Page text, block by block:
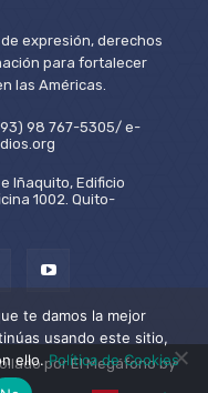
expresión, derechos
para fortalecer
las Américas.
98 767-5305/ e-
Iñaquito, Edificio
1002. Quito-
por El Megáfono by
te damos la mejor
usando este sitio,
ello.Política de Cookies